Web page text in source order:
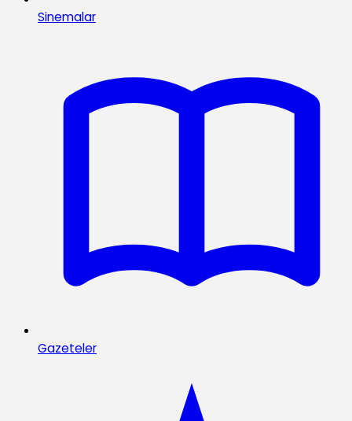
Sinemalar
Gazeteler